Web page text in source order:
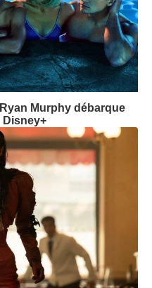
Murphy débarque
Disney+